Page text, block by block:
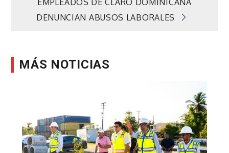
entradas
DENUNCIAN ABUSOS LABORALES
MÁS NOTICIAS